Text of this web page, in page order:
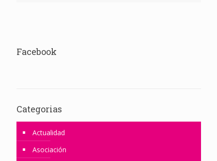
Facebook
Categorias
Actualidad
Asociación